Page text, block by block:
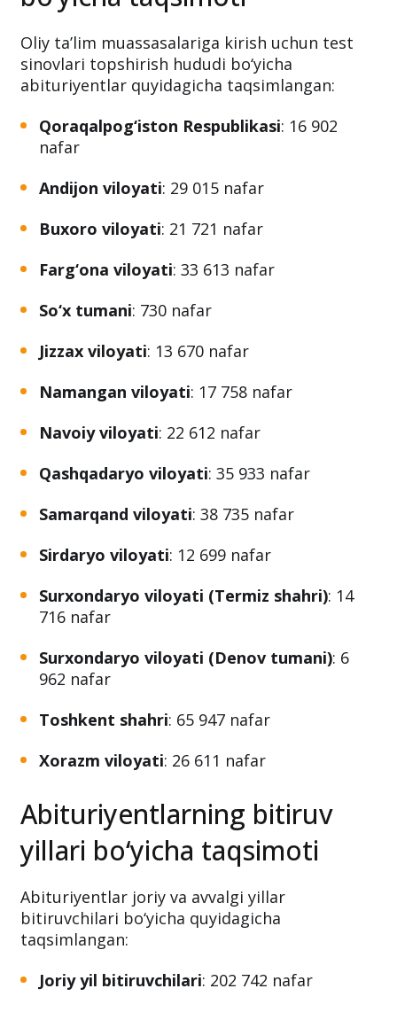
Oliy ta’lim muassasalariga kirish uchun test
sinovlari topshirish hududi bo‘yicha
abituriyentlar quyidagicha taqsimlangan:
Qoraqalpog‘iston Respublikasi: 16 902
nafar
Andijon viloyati: 29 015 nafar
Buxoro viloyati: 21 721 nafar
Farg‘ona viloyati: 33 613 nafar
So‘x tumani: 730 nafar
Jizzax viloyati: 13 670 nafar
Namangan viloyati: 17 758 nafar
Navoiy viloyati: 22 612 nafar
Qashqadaryo viloyati: 35 933 nafar
Samarqand viloyati: 38 735 nafar
Sirdaryo viloyati: 12 699 nafar
Surxondaryo viloyati (Termiz shahri): 14
716 nafar
Surxondaryo viloyati (Denov tumani): 6
962 nafar
Toshkent shahri: 65 947 nafar
Xorazm viloyati: 26 611 nafar
Abituriyentlarning bitiruv
yillari bo‘yicha taqsimoti
Abituriyentlar joriy va avvalgi yillar
bitiruvchilari bo‘yicha quyidagicha
taqsimlangan:
Joriy yil bitiruvchilari: 202 742 nafar